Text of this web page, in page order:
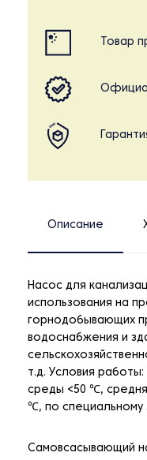
Товар
Описание
Насос для
использования на
горнодобывающих
водоснабжения и
т.д. Условия
среды <50 ℃,
℃, по специальному
Самовсасывающий